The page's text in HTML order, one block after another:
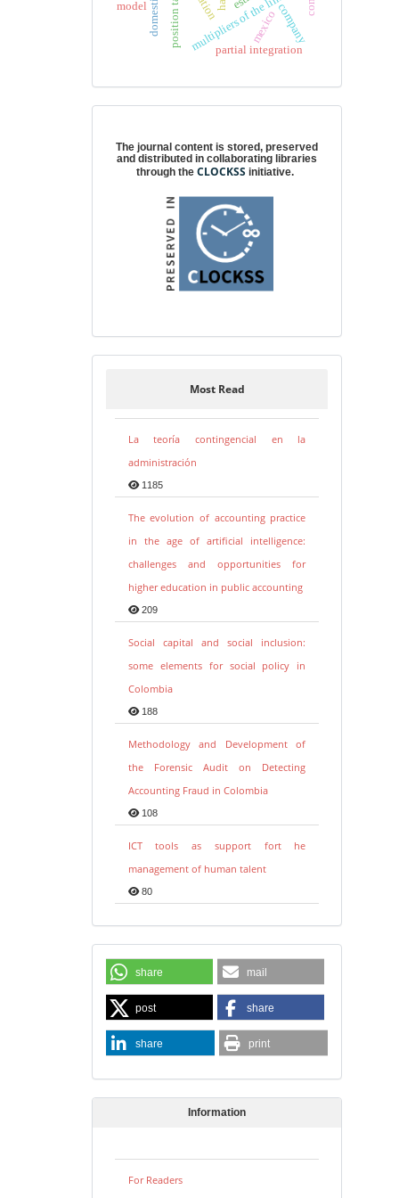
multipliers of the linkages
partial integration
model company
mexico
The journal content is stored, preserved
and distributed in collaborating libraries
through theCLOCKSS initiative.
Most Read
La teoría contingencial en la
administración
1185
The evolution of accounting practice
in the age of artificial intelligence:
challenges and opportunities for
higher education in public accounting
209
Social capital and social inclusion:
some elements for social policy in
Colombia
188
Methodology and Development of
the Forensic Audit on Detecting
Accounting Fraud in Colombia
108
ICT tools as support fort he
management of human talent
80
share mail
post share
share print
Information
For Readers